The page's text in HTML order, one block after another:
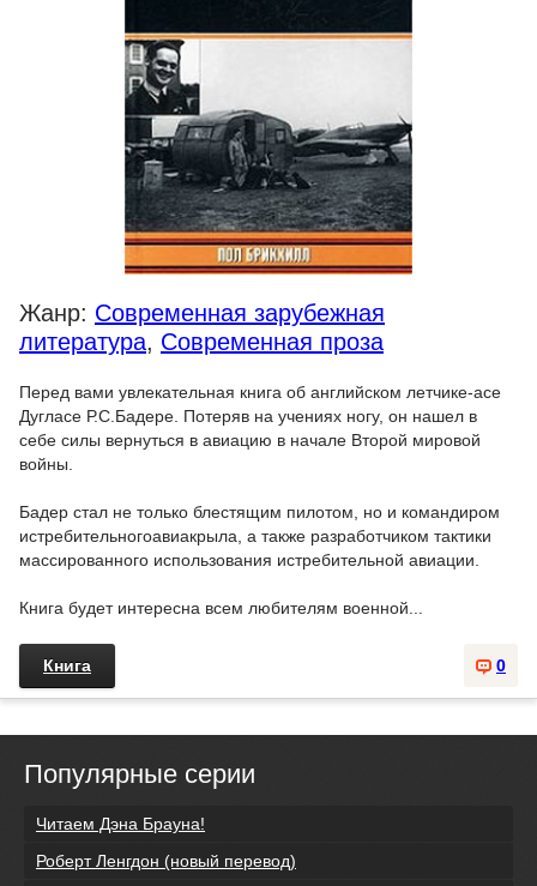
Жанр: Современная зарубежная
литература, Современная проза
Перед вами увлекательная книга об английском летчике-асе
Дугласе Р.С.Бадере. Потеряв на учениях ногу, он нашел в
себе силы вернуться в авиацию в начале Второй мировой
войны.
Бадер стал не только блестящим пилотом, но и командиром
истребительногоавиакрыла, а также разработчиком тактики
массированного использования истребительной авиации.
Книга будет интересна всем любителям военной...
0
Книга
Популярные серии
Читаем Дэна Брауна!
Роберт Ленгдон (новый перевод)